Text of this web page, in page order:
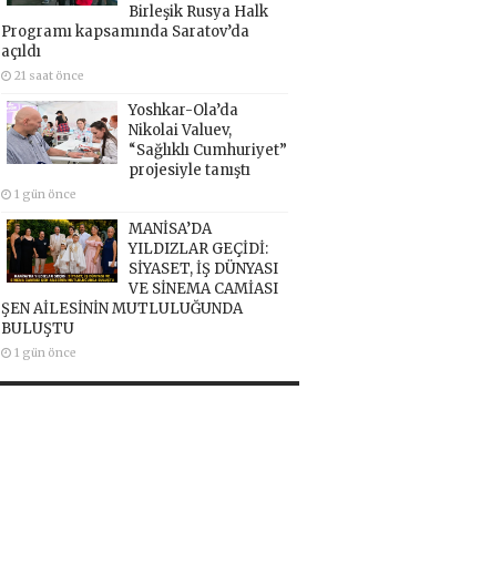
Birleşik Rusya Halk
Programı kapsamında Saratov’da
açıldı
21 saat önce
Yoshkar-Ola’da
Nikolai Valuev,
“Sağlıklı Cumhuriyet”
projesiyle tanıştı
1 gün önce
MANİSA’DA
YILDIZLAR GEÇİDİ:
SİYASET, İŞ DÜNYASI
VE SİNEMA CAMİASI
ŞEN AİLESİNİN MUTLULUĞUNDA
BULUŞTU
1 gün önce